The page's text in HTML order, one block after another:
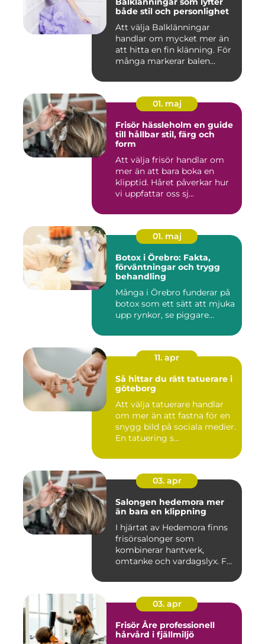
både stil och personlighet
Att välja Balklänningar
handlar om mycket mer än
att hitta en fin klänning. För
många markerar balen...
01. maj
Frisör hässleholm en guide
till hållbar stil, färg och
form
Att välja frisör handlar om
mer än att bara boka en
klipptid. Håret påverkar hur
vi uppfattar oss sj...
01. maj
Botox i Örebro: Fakta,
förväntningar och trygg
behandling
Många i Örebro funderar på
botox som ett sätt att mjuka
upp rynkor, se piggare...
11. apr
Så hittar du rätt tatuerare i
göteborg
Att välja tatuerare handlar
om mer än att fastna för en
snygg bild på sociala medier.
En tatuering s...
03. apr
Salongen hedemora mer
än bara en klippning
I hjärtat av Hedemora finns
frisörsalonger som
kombinerar hantverk,
omtanke och vardagslyx. För
03. apr
Frisör Åre professionell
hårvård i fjällmiljö